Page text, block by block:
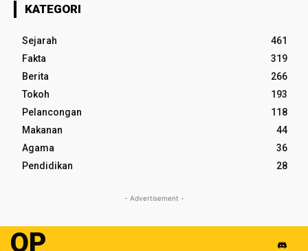
KATEGORI
Sejarah
461
Fakta
319
Berita
266
Tokoh
193
Pelancongan
118
Makanan
44
Agama
36
Pendidikan
28
- Advertisement -
OP